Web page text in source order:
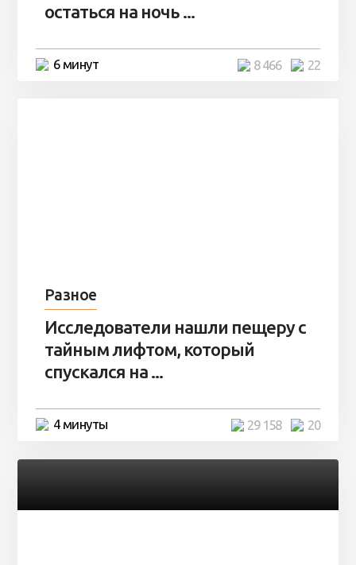
остаться на ночь ...
6 минут 22
8 466
Разное
Исследователи нашли пещеру с
тайным лифтом, который
спускался на ...
4 минуты 20
29 158